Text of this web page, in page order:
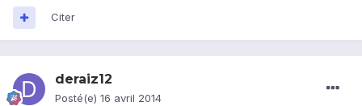
Citer
deraiz12
Posté(e) 16 avril 2014